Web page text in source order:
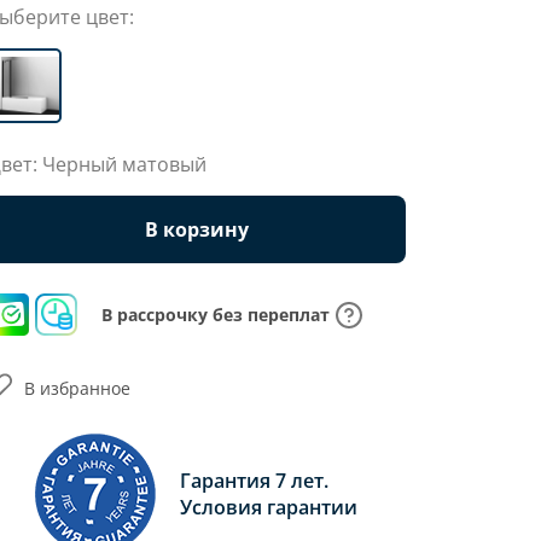
цвет:
Черный матовый
В корзину
В рассрочку без переплат
Гарантия 7 лет.
Условия гарантии
В избранное